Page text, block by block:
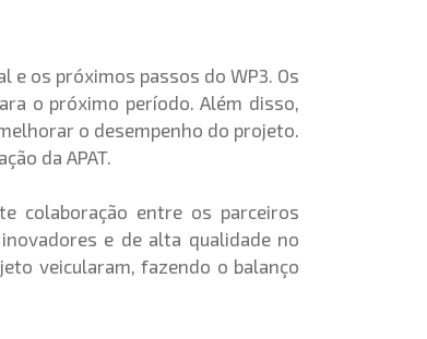
e os próximos passos do WP3. Os
o próximo período. Além disso,
o desempenho do projeto.
da APAT.
colaboração entre os parceiros
e de alta qualidade no
veicularam, fazendo o balanço